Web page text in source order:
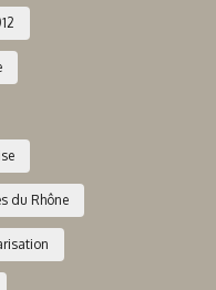
du Rhône